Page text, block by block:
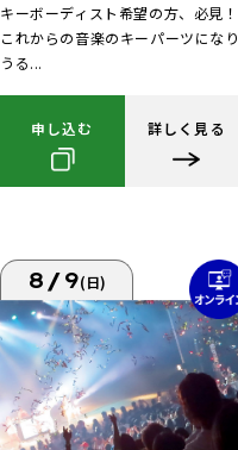
キーボーディスト希望の方、必見！
これからの音楽のキーパーツになり
うる...
申し込む 詳しく見る
8/9(日)